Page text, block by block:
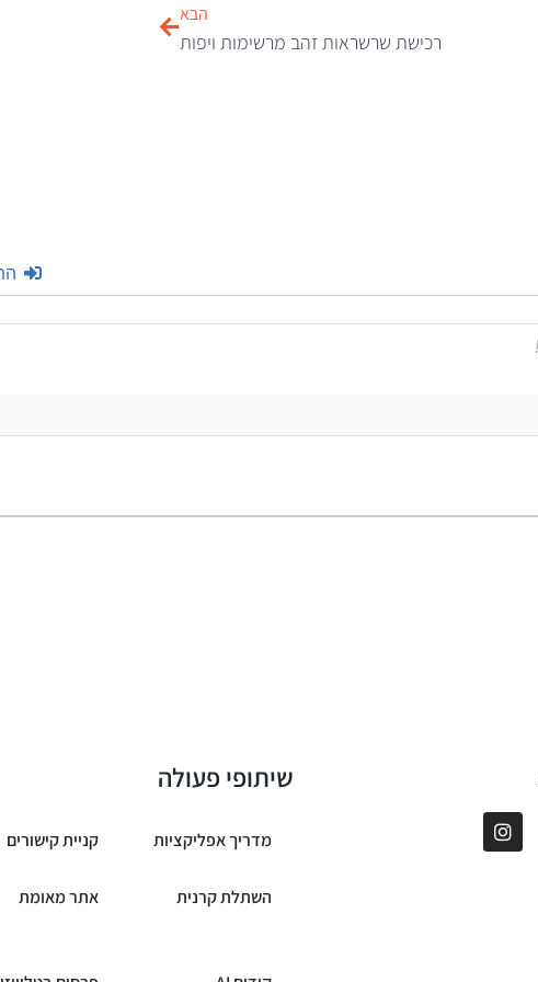
הבא
רכישת שרשראות זהב מרשימות ויפות
שיתופי פעולה
מדריך אפליקציות קניית קישורים
השתלת קרנית אתר מאומת